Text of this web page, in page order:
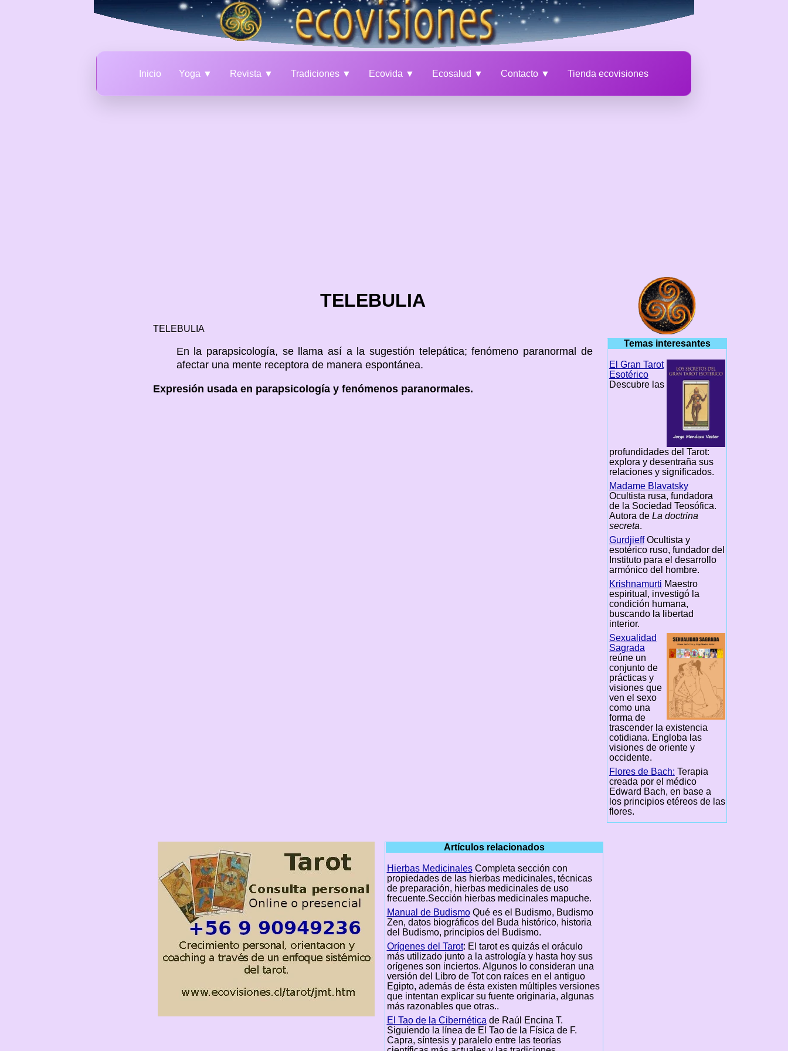
Inicio Yoga ▼ Revista ▼ Tradiciones ▼ Ecovida ▼ Ecosalud ▼ Contacto ▼ Tienda ecovisiones
TELEBULIA
TELEBULIA
En la parapsicología, se llama así a la sugestión telepática; fenómeno paranormal de
afectar una mente receptora de manera espontánea.
Expresión usada en parapsicología y fenómenos paranormales.
Temas interesantes
El Gran Tarot
Esotérico
Descubre las
profundidades del Tarot:
explora y desentraña sus
relaciones y significados.
Madame Blavatsky
Ocultista rusa, fundadora
de la Sociedad Teosófica.
Autora de La doctrina
secreta.
GurdjieffOcultista y
esotérico ruso, fundador del
Instituto para el desarrollo
armónico del hombre.
Krishnamurti Maestro
espiritual, investigó la
condición humana,
buscando la libertad
interior.
Sexualidad
Sagrada
reúne un
conjunto de
prácticas y
visiones que
ven el sexo
como una
forma de
trascender la existencia
cotidiana. Engloba las
visiones de oriente y
occidente.
Flores de Bach: Terapia
creada por el médico
Edward Bach, en base a
los principios etéreos de las
flores.
Artículos relacionados
Hierbas MedicinalesCompleta sección con
propiedades de las hierbas medicinales, técnicas
de preparación, hierbas medicinales de uso
frecuente.Sección hierbas medicinales mapuche.
Manual de BudismoQué es el Budismo, Budismo
Zen, datos biográficos del Buda histórico, historia
del Budismo, principios del Budismo.
Orígenes del Tarot: El tarot es quizás el oráculo
más utilizado junto a la astrología y hasta hoy sus
orígenes son inciertos. Algunos lo consideran una
versión del Libro de Tot con raíces en el antiguo
Egipto, además de ésta existen múltiples versiones
que intentan explicar su fuente originaria, algunas
más razonables que otras..
El Tao de la Cibernética de Raúl Encina T.
Siguiendo la línea de El Tao de la Física de F.
Capra, síntesis y paralelo entre las teorías